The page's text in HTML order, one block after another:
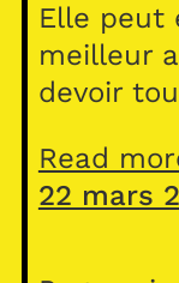
Elle peut
meilleur
devoir
Read
22 mars